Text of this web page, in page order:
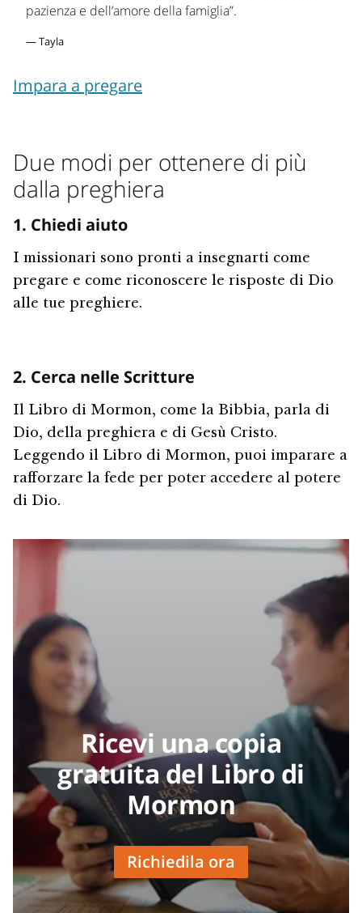
pazienza e dell’amore della famiglia”.
— Tayla
Impara a pregare
Due modi per ottenere di più
dalla preghiera
1. Chiedi aiuto
I missionari sono pronti a insegnarti come
pregare e come riconoscere le risposte di Dio
alle tue preghiere.
2. Cerca nelle Scritture
Il Libro di Mormon, come la Bibbia, parla di
Dio, della preghiera e di Gesù Cristo.
Leggendo il Libro di Mormon, puoi imparare a
rafforzare la fede per poter accedere al potere
di Dio.
Ricevi una copia
gratuita del Libro di
Mormon
Richiedila ora